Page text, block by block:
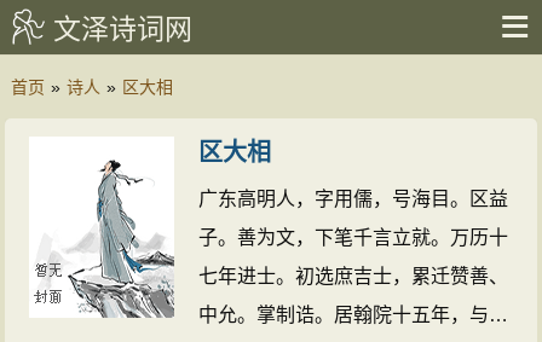
文泽诗词网
首页 » 诗人 » 区大相
区大相
广东高明人，字用儒，号海目。区益
子。善为文，下笔千言立就。万历十
七年进士。初选庶吉士，累迁赞善、
中允。掌制诰。居翰院十五年，与赵